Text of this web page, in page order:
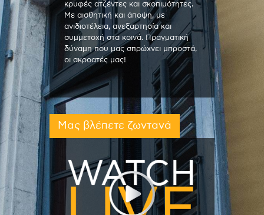
κρυφές ατζέντες και σκοπιμότητες.
Με αισθητική και άποψη, με
ανιδιοτέλεια, ανεξαρτησία και
συμμετοχή στα κοινά. Πραγματική
δύναμη που μας σπρώχνει μπροστά,
οι ακροατές μας!
Μας βλέπετε ζωντανά